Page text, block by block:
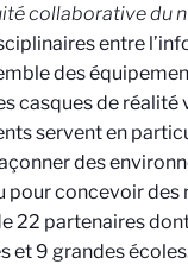
collaborative du
entre
des
casques de
servent en
des
pour concevoir
22 partenaires
et 9 grandes